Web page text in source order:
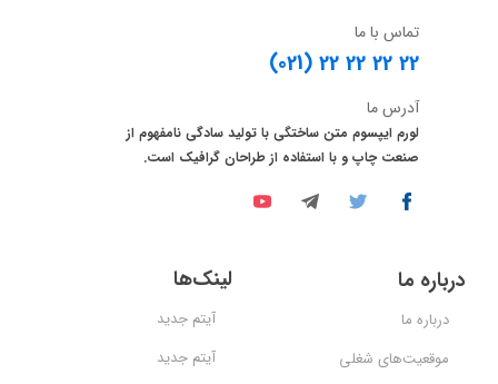
تماس با ما
(021) 22 22 22 22
آدرس ما
لورم ایپسوم متن ساختگی با تولید سادگی نامفهوم از
صنعت چاپ و با استفاده از طراحان گرافیک است.
درباره ما
موقعیت‌های شغلی
درباره ما لینک‌ها
آیتم جدید
آیتم جدید